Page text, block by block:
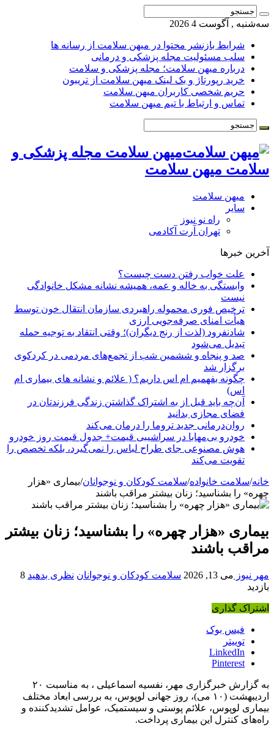
سه‌شنبه , آگوست 4 2026
شرایط بازنشر محتوا در میهن سلامت از رسانه ها
سلب مسئولیت مجله پزشکی و درمانی
درباره میهن سلامت؛ مجله پزشکی و سلامت
خرید رپورتاژ و بک لینک میهن سلامت از تریبون
حریم شخصی کاربران میهن سلامت
تماس و ارتباط با تیم میهن سلامت
میهن سلامت مجله پزشکی و
سلامت میهن سلامت
میهن سلامت
سایر
راه نو نیوز
تهران آرت آکادمی
آخرین خبرها
علت خواب رفتن دست چیست؟
وابستگی به خاله و عمه، همیشه نشانه مشکل خانوادگی
نیست
ترخیص فوری محموله راهبردی سازمان انتقال خون توسط
هیأت امنای صرفه‌جویی ارزی
شادنفرود (لذت از رنج دیگران)؛ وقتی انتقاد به توجیه حمله
تبدیل می‌شود
صد و پنجاه‌ و ششمین شب از تجمع‌های مردمی در کردکوی
برگزار شد
چگونه بفهمیم ام اس داریم؟ ( علائم و نشانه های بیماری ام
اس)
آن‌چه باید قبل از به اشتراک گذاشتن زندگی فرزندتان در
فضای مجازی بدانید
روان‌درمانی جدید تروما را درمان می‌کند
خودرو بی‌مهابا در سراشیبی قیمت+ جدول قیمت روز خودرو
هوش مصنوعی جای طراح لباس را نمی‌گیرد، بلکه تخصص را
تقویت می‌کند
خانه/سلامت خانواده/سلامت کودکان و نوجوانان/بیماری «هزار
چهره‌» را بشناسید؛ زنان بیشتر مراقب باشند
بیماری «هزار چهره‌» را بشناسید؛ زنان بیشتر
مراقب باشند
مهر نیوز می 13, 2026 سلامت کودکان و نوجوانان نظری بدهید 8
بازدید
اشتراک گذاری
فیس بوک
توییتر
LinkedIn
Pinterest
به گزارش خبرگزاری مهر، نفسیه اسماعیلی ، به مناسبت ۲۰
اردیبهشت‌ (۱۰ می)، روز جهانی لوپوس، به بررسی ابعاد مختلف
بیماری لوپوس، علائم پوستی و سیستمیک، عوامل تشدیدکننده و
راه‌های کنترل این بیماری پرداخت.